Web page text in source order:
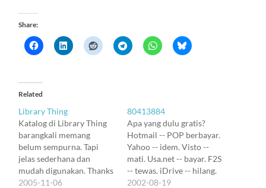
Share:
Related
Library Thing
Katalog di Library Thing
barangkali memang
belum sempurna. Tapi
jelas sederhana dan
mudah digunakan. Thanks
to Harry, again :). Tapi
2005-11-06
80413884
Apa yang dulu gratis?
Hotmail -- POP berbayar.
Yahoo -- idem. Visto --
mati. Usa.net -- bayar. F2S
-- tewas. iDrive -- hilang.
Runbox -- lenyap.
2002-08-19